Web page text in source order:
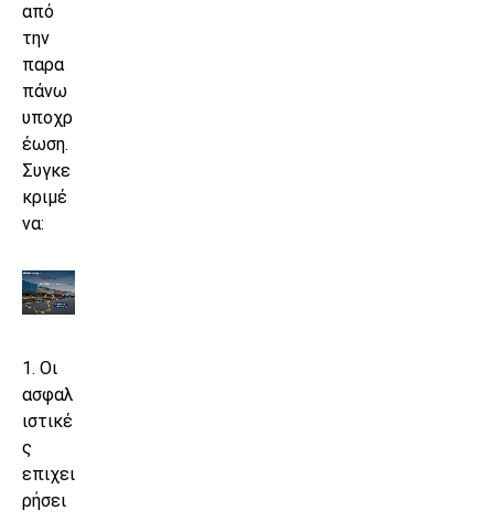
από
την
παρα
πάνω
υποχρ
έωση.
Συγκε
κριμέ
να:
1. Οι
ασφαλ
ιστικέ
ς
επιχει
ρήσει